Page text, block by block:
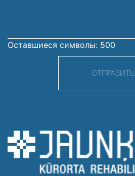
Оставшиеся символы: 500
ОТПРАВИТЬ